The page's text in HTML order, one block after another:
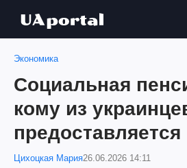
Экономика
Социальная
кому из
предоставляется
Цихоцкая Мария26.06.2026 14:11